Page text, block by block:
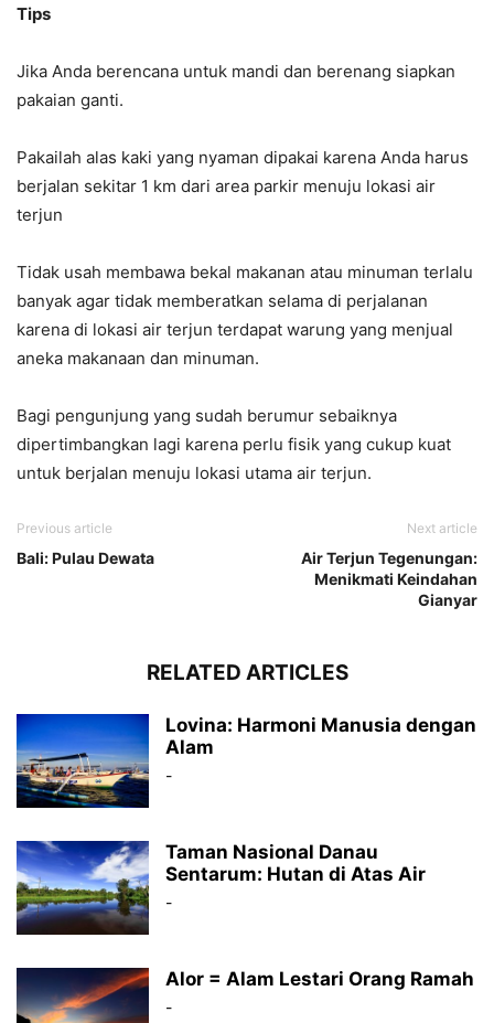
Tips
Jika Anda berencana untuk mandi dan berenang siapkan
pakaian ganti.
Pakailah alas kaki yang nyaman dipakai karena Anda harus
berjalan sekitar 1 km dari area parkir menuju lokasi air
terjun
Tidak usah membawa bekal makanan atau minuman terlalu
banyak agar tidak memberatkan selama di perjalanan
karena di lokasi air terjun terdapat warung yang menjual
aneka makanaan dan minuman.
Bagi pengunjung yang sudah berumur sebaiknya
dipertimbangkan lagi karena perlu fisik yang cukup kuat
untuk berjalan menuju lokasi utama air terjun.
Previous article
Bali: Pulau Dewata
Next article
Air Terjun Tegenungan:
Menikmati Keindahan
Gianyar
RELATED ARTICLES
Lovina: Harmoni Manusia dengan
Alam
-
Taman Nasional Danau
Sentarum: Hutan di Atas Air
-
Alor = Alam Lestari Orang Ramah
-